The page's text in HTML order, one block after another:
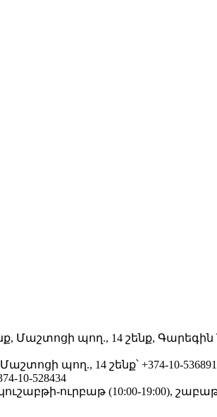
Մաշտոցի պող., 14 շենք,
պող., 14 շենք՝ +374-10-
10-528434
ուրբաթ (10:00-19:00), շաբաթ-